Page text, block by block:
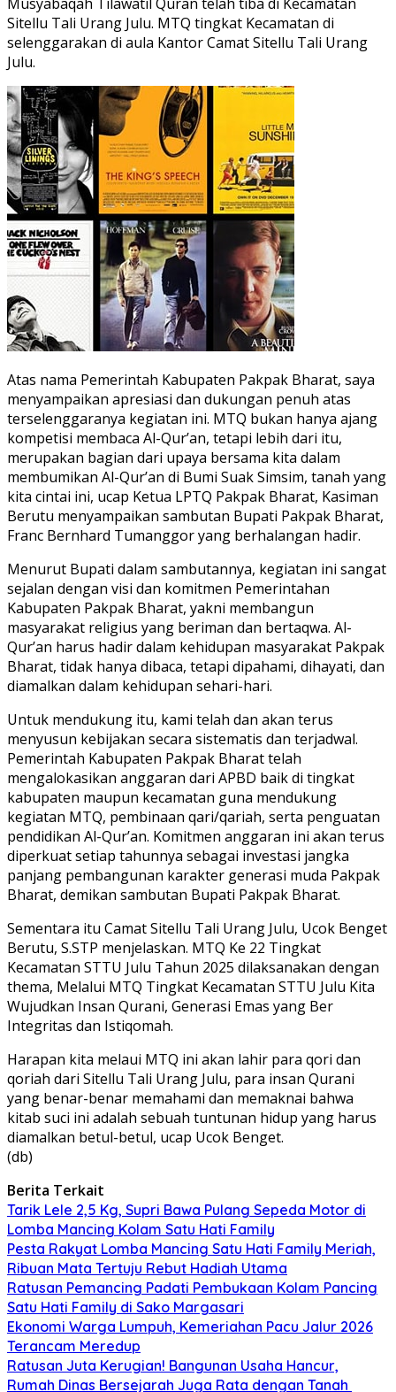
Sitellu Tali Urang Julu. MTQ tingkat Kecamatan di
selenggarakan di aula Kantor Camat Sitellu Tali Urang
Julu.
Atas nama Pemerintah Kabupaten Pakpak Bharat, saya
menyampaikan apresiasi dan dukungan penuh atas
terselenggaranya kegiatan ini. MTQ bukan hanya ajang
kompetisi membaca Al-Qur’an, tetapi lebih dari itu,
merupakan bagian dari upaya bersama kita dalam
membumikan Al-Qur’an di Bumi Suak Simsim, tanah yang
kita cintai ini, ucap Ketua LPTQ Pakpak Bharat, Kasiman
Berutu menyampaikan sambutan Bupati Pakpak Bharat,
Franc Bernhard Tumanggor yang berhalangan hadir.
Menurut Bupati dalam sambutannya, kegiatan ini sangat
sejalan dengan visi dan komitmen Pemerintahan
Kabupaten Pakpak Bharat, yakni membangun
masyarakat religius yang beriman dan bertaqwa. Al-
Qur’an harus hadir dalam kehidupan masyarakat Pakpak
Bharat, tidak hanya dibaca, tetapi dipahami, dihayati, dan
diamalkan dalam kehidupan sehari-hari.
Untuk mendukung itu, kami telah dan akan terus
menyusun kebijakan secara sistematis dan terjadwal.
Pemerintah Kabupaten Pakpak Bharat telah
mengalokasikan anggaran dari APBD baik di tingkat
kabupaten maupun kecamatan guna mendukung
kegiatan MTQ, pembinaan qari/qariah, serta penguatan
pendidikan Al-Qur’an. Komitmen anggaran ini akan terus
diperkuat setiap tahunnya sebagai investasi jangka
panjang pembangunan karakter generasi muda Pakpak
Bharat, demikan sambutan Bupati Pakpak Bharat.
Sementara itu Camat Sitellu Tali Urang Julu, Ucok Benget
Berutu, S.STP menjelaskan. MTQ Ke 22 Tingkat
Kecamatan STTU Julu Tahun 2025 dilaksanakan dengan
thema, Melalui MTQ Tingkat Kecamatan STTU Julu Kita
Wujudkan Insan Qurani, Generasi Emas yang Ber
Integritas dan Istiqomah.
Harapan kita melaui MTQ ini akan lahir para qori dan
qoriah dari Sitellu Tali Urang Julu, para insan Qurani
yang benar-benar memahami dan memaknai bahwa
kitab suci ini adalah sebuah tuntunan hidup yang harus
diamalkan betul-betul, ucap Ucok Benget.
(db)
Berita Terkait
Tarik Lele 2,5 Kg, Supri Bawa Pulang Sepeda Motor di
Lomba Mancing Kolam Satu Hati Family
Pesta Rakyat Lomba Mancing Satu Hati Family Meriah,
Ribuan Mata Tertuju Rebut Hadiah Utama
Ratusan Pemancing Padati Pembukaan Kolam Pancing
Satu Hati Family di Sako Margasari
Ekonomi Warga Lumpuh, Kemeriahan Pacu Jalur 2026
Terancam Meredup
Ratusan Juta Kerugian! Bangunan Usaha Hancur,
Rumah Dinas Bersejarah Juga Rata dengan Tanah